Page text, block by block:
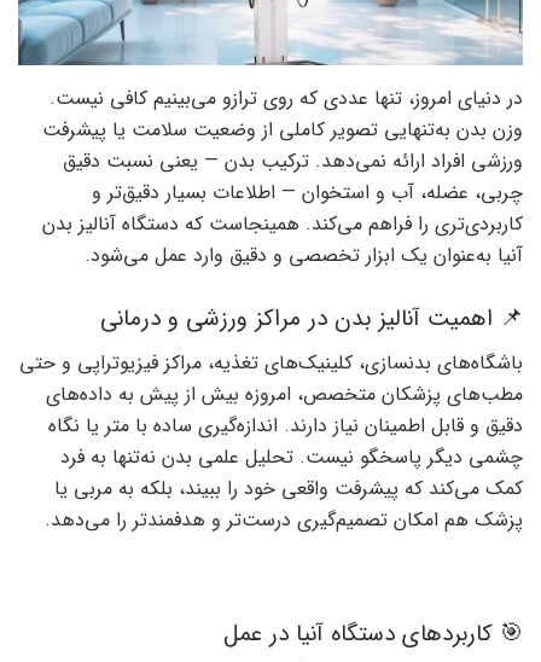
در دنیای امروز، تنها عددی که روی ترازو می‌بینیم کافی نیست.
وزن بدن به‌تنهایی تصویر کاملی از وضعیت سلامت یا پیشرفت
ورزشی افراد ارائه نمی‌دهد. ترکیب بدن — یعنی نسبت دقیق
چربی، عضله، آب و استخوان — اطلاعات بسیار دقیق‌تر و
کاربردی‌تری را فراهم می‌کند. همینجاست که دستگاه آنالیز بدن
آنیا به‌عنوان یک ابزار تخصصی و دقیق وارد عمل می‌شود.
📌 اهمیت آنالیز بدن در مراکز ورزشی و درمانی
باشگاه‌های بدنسازی، کلینیک‌های تغذیه، مراکز فیزیوتراپی و حتی
مطب‌های پزشکان متخصص، امروزه بیش از پیش به داده‌های
دقیق و قابل اطمینان نیاز دارند. اندازه‌گیری ساده با متر یا نگاه
چشمی دیگر پاسخگو نیست. تحلیل علمی بدن نه‌تنها به فرد
کمک می‌کند که پیشرفت واقعی خود را ببیند، بلکه به مربی یا
پزشک هم امکان تصمیم‌گیری درست‌تر و هدفمندتر را می‌دهد.
🎯 کاربردهای دستگاه آنیا در عمل